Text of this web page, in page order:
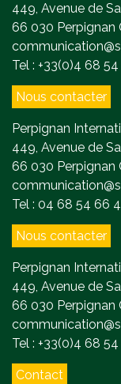
449, Avenue de
66 030 Perpignan
Tel : +33(0)4 68
Nous contacter
Perpignan
449, Avenue de
66 030 Perpignan
Tel : 04 68 54 66
Nous contacter
Perpignan
449, Avenue de
66 030 Perpignan
Tel : +33(0)4 68
Contact